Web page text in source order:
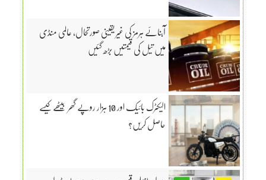
آبنائے ہرمز کی غیر یقینی صورتحال، عالمی منڈی
میں تیل کی قیمتیں بڑھ گئیں
الیکٹرک بائیک اور 10 ہزار روپے گھر بیٹھے کیسے
حاصل کریں؟